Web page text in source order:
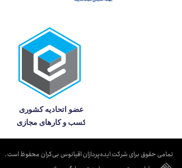
تمامی حقوق برای شرکت ایده‌پردازان اقیانوس بی‌کران محفوظ است.